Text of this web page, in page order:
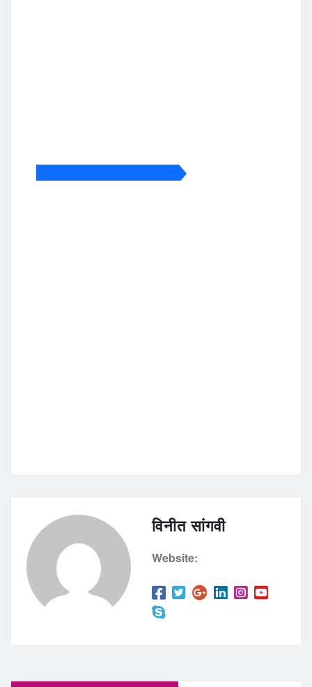
विनीत सांगवी
Website: